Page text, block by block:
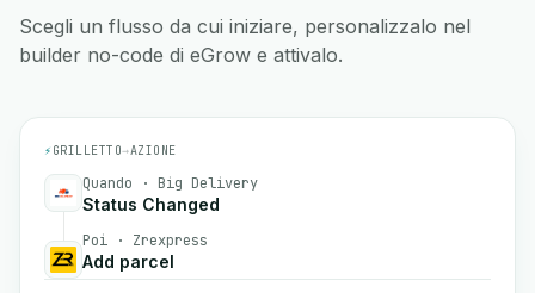
Scegli un flusso da cui iniziare, personalizzalo nel
builder no-code di eGrow e attivalo.
⚡ GRILLETTO→AZIONE
Quando · Big Delivery
Status Changed
Poi · Zrexpress
Add parcel